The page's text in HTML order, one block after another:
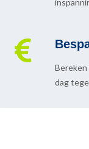
Bereken
dag